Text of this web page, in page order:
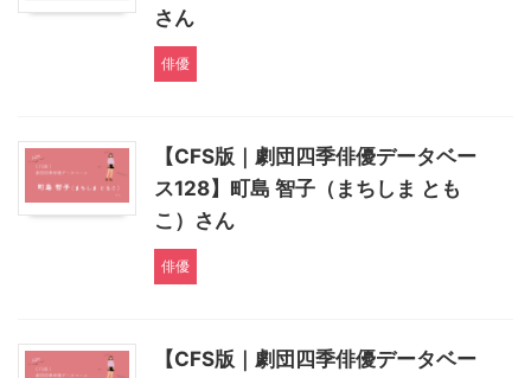
さん
俳優
【CFS版｜劇団四季俳優データベー
ス128】町島 智子（まちしま とも
こ）さん
俳優
【CFS版｜劇団四季俳優データベー